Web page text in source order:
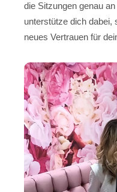
die Sitzungen genau
unterstütze dich dabei,
neues Vertrauen für